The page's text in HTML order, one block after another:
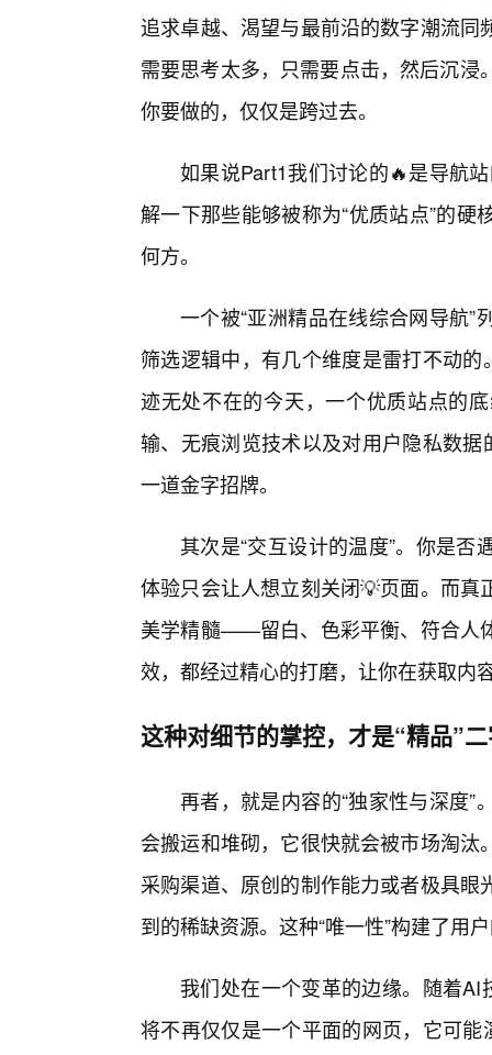
追求卓越、渴望与最前沿的数字潮流
需要思考太多，只需要点击，然后沉
你要做的，仅仅是跨过去。
如果说Part1我们讨论的🔥是导航
解一下那些能够被称为“优质站点”的
何方。
一个被“亚洲精品在线综合网导航
筛选逻辑中，有几个维度是雷打不动
迹无处不在的今天，一个优质站点的
输、无痕浏览技术以及对用户隐私数
一道金字招牌。
其次是“交互设计的温度”。你是
体验只会让人想立刻关闭💡页面。而
美学精髓——留白、色彩平衡、符合人
效，都经过精心的打磨，让你在获取内
这种对细节的掌控，才是“精品”
再者，就是内容的“独家性与深度
会搬运和堆砌，它很快就会被市场淘
采购渠道、原创的制作能力或者极具
到的稀缺资源。这种“唯一性”构建了用
我们处在一个变革的边缘。随着AI
将不再仅仅是一个平面的网页，它可